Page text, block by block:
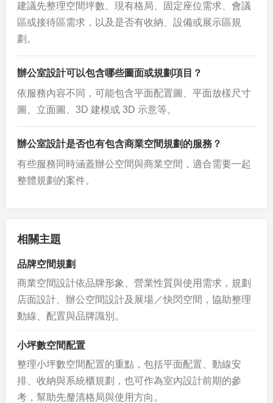
建議先整理空間坪數、現有格局、固定座位需求、會議
區或接待區需求，以及是否有收納、設備或展示區規
劃。
辦公室設計可以包含哪些圖面或規劃項目？
依服務內容不同，可能包含平面配置圖、平面放樣尺寸
圖、立面圖、3D 建模或 3D 示意等。
辦公室設計是否也有包含商業空間規劃的服務？
有些服務同時涵蓋辦公空間與商業空間，適合需要一起
整體規劃的案件。
相關主題
品牌空間規劃
商業空間設計依品牌形象、營業性質與使用需求，規劃
店面設計、辦公空間設計及展場／快閃空間，協助整理
動線、配置與品牌識別。
小坪數空間配置
整理小坪數空間配置的重點，包括平面配置、動線安
排、收納與系統櫃規劃，也可作為室內設計前期的參
考，幫助先釐清格局與使用方向。